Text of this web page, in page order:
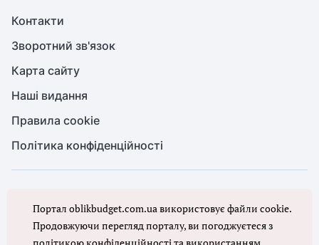
Контакти
Зворотний зв'язок
Карта сайту
Наші видання
Правила cookie
Політика конфіденційності
Повне або часткове копіювання будь-яких матеріалів порталу,
цитування, публікація їх анотованих оглядів допускаються лише з
письмового дозволу редакції порталу
Портал oblikbudget.com.ua використовує файли cookie.
Продовжуючи перегляд порталу, ви погоджуєтеся з